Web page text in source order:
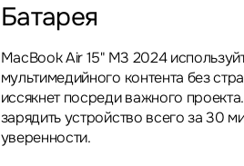
Батарея
MacBook Air 15" M3 2024
мультимедийного контента без
иссякнет посреди важного
зарядить устройство всего за 30
уверенности.